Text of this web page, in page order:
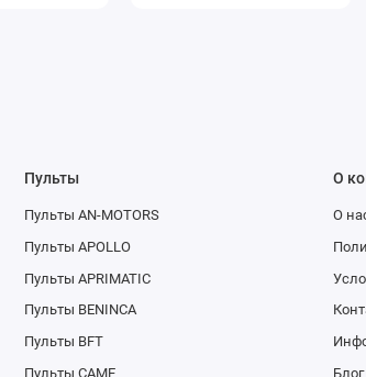
Пульты
Пульты AN-MOTORS
Пульты APOLLO
Пульты APRIMATIC
Пульты BENINCA
Пульты BFT
Пульты CAME
О
О
Блог